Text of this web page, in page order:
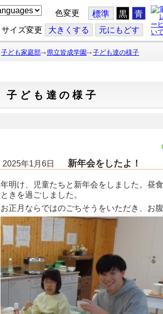
色変更 標準 黒 青
サイズ変更 大きくする 元にもどす
子ども家庭部 県立皆成学園 子ども達の様子
子ども達の様子
2025年1月6日 新年会をしたよ！
年明け、児童たちと新年会をしました。昼
ときを過ごしました。
お正月ならではのごちそうをいただき、お